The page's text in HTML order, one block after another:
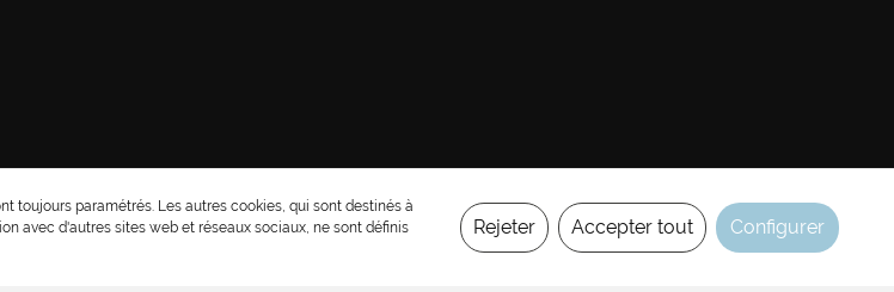
toujours paramétrés. Les autres cookies, qui sont destinés à
avec d'autres sites web et réseaux sociaux, ne sont définis
Rejeter Accepter tout Configurer